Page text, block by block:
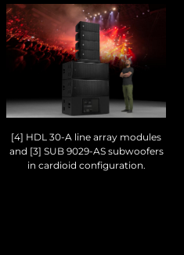
[4] HDL 30-A line array modules
and [3] SUB 9029-AS subwoofers
in cardioid configuration.